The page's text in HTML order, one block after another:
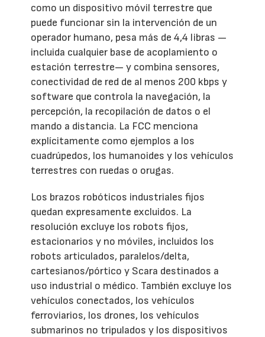
como un dispositivo móvil terrestre que
puede funcionar sin la intervención de un
operador humano, pesa más de 4,4 libras —
incluida cualquier base de acoplamiento o
estación terrestre— y combina sensores,
conectividad de red de al menos 200 kbps y
software que controla la navegación, la
percepción, la recopilación de datos o el
mando a distancia. La FCC menciona
explícitamente como ejemplos a los
cuadrúpedos, los humanoides y los vehículos
terrestres con ruedas o orugas.
Los brazos robóticos industriales fijos
quedan expresamente excluidos. La
resolución excluye los robots fijos,
estacionarios y no móviles, incluidos los
robots articulados, paralelos/delta,
cartesianos/pórtico y Scara destinados a
uso industrial o médico. También excluye los
vehículos conectados, los vehículos
ferroviarios, los drones, los vehículos
submarinos no tripulados y los dispositivos